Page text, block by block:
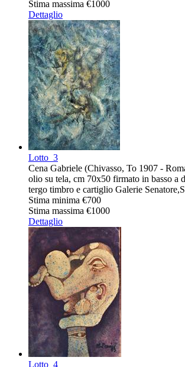
Stima massima €1000
Dettaglio
Lotto 3
Cena Gabriele (Chivasso, To 1907 -
olio su tela, cm 70x50 firmato in basso a
tergo timbro e cartiglio Galerie
Stima minima €700
Stima massima €1000
Dettaglio
Lotto 4